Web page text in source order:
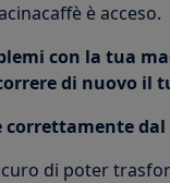
è acceso.
con la tua
di nuovo il
correttamente
di poter